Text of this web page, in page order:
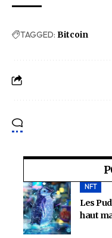
TAGGED: Bitcoin
NFT
Les
haut